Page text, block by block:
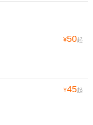
旅游既然要卖讲解服务
¥50起
¥45起